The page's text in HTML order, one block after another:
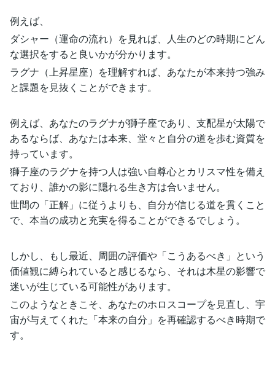
例えば、
ダシャー（運命の流れ）を見れば、人生のどの時期にどん
な選択をすると良いかが分かります。
ラグナ（上昇星座）を理解すれば、あなたが本来持つ強み
と課題を見抜くことができます。
例えば、あなたのラグナが獅子座であり、支配星が太陽で
あるならば、あなたは本来、堂々と自分の道を歩む資質を
持っています。
獅子座のラグナを持つ人は強い自尊心とカリスマ性を備え
ており、誰かの影に隠れる生き方は合いません。
世間の「正解」に従うよりも、自分が信じる道を貫くこと
で、本当の成功と充実を得ることができるでしょう。
しかし、もし最近、周囲の評価や「こうあるべき」という
価値観に縛られていると感じるなら、それは木星の影響で
迷いが生じている可能性があります。
このようなときこそ、あなたのホロスコープを見直し、宇
宙が与えてくれた「本来の自分」を再確認するべき時期で
す。